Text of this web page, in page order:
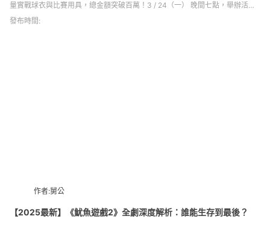
量實戰球衣與比賽用具，總金額突破百萬！3 / 24（一） 晚間七點，舉辦活動
見面會，球迷、球員嗨翻全場。
發布時間:
作者:舅公
【2025最新】《魷魚遊戲2》全劇深度解析：誰能生存到最後？